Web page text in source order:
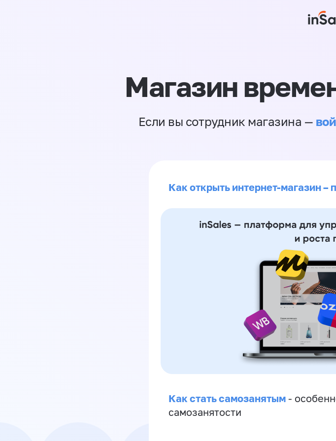
Магазин
Если вы сотрудник магазина —
Как открыть интернет-магазин –
Как стать самозанятым -
самозанятости